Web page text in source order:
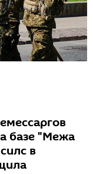
базе "Межа
в